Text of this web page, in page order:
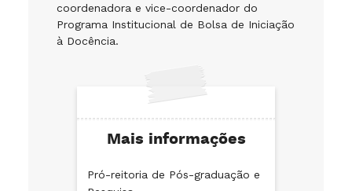
coordenadora e vice-coordenador do
Programa Institucional de Bolsa de Iniciação
à Docência.
Mais informações
Pró-reitoria de Pós-graduação e